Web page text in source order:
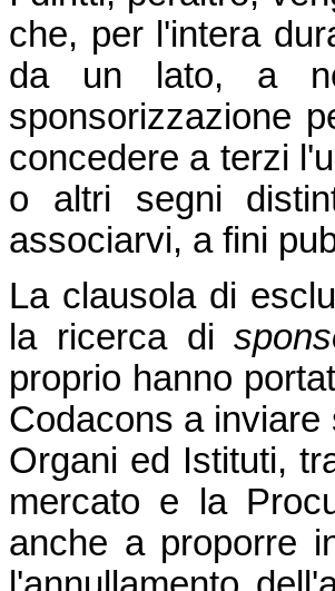
che, per l'intera
da un lato, a
sponsorizzazione
concedere a terzi
o altri segni
associarvi, a fini
La clausola di
la ricerca di
proprio hanno
Codacons a
Organi ed Istituti,
mercato e la
anche a proporre